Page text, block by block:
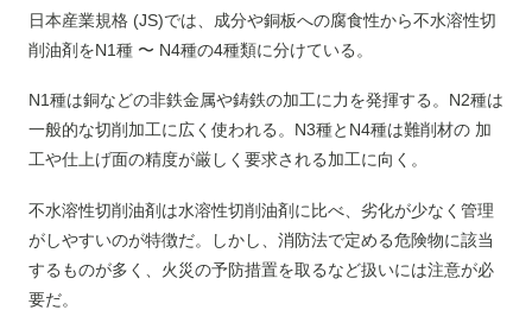
日本産業規格 (JS)では、成分や銅板への腐食性から不水溶性切
削油剤をN1種 〜 N4種の4種類に分けている。
N1種は銅などの非鉄金属や鋳鉄の加工に力を発揮する。N2種は
一般的な切削加工に広く使われる。N3種とN4種は難削材の 加
工や仕上げ面の精度が厳しく要求される加工に向く。
不水溶性切削油剤は水溶性切削油剤に比べ、劣化が少なく管理
がしやすいのが特徴だ。しかし、消防法で定める危険物に該当
するものが多く、火災の予防措置を取るなど扱いには注意が必
要だ。